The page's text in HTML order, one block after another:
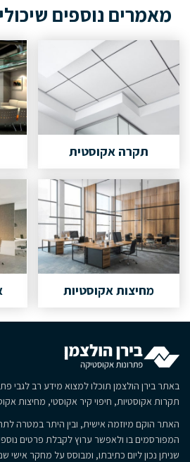
מאמרים נוספים
תקרה אקוסטית
מחיצות אקוסטיות
באתר בירן הולצמן תוכלו למצוא מידע רב לגבי
תקרות אקוסטיות, חיפוי קיר אקוסטי, מחיצות
האתר הוקם מיוזמה אישית, ובין היתר במטרה
המפורסמים בו ולאפשר ערוץ לקבלת פרטים
שניתן נכון ליום כתיבתו, ומבוסס על מחקר